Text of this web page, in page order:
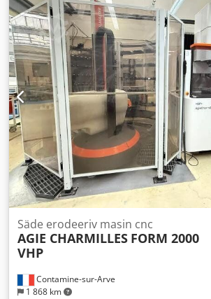
Contamine-sur-Arve
1 868 km
Säde erodeeriv masin cnc
AGIE CHARMILLES FORM 2000
VHP